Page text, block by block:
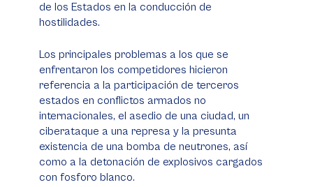
de los Estados en la conducción de
hostilidades.
Los principales problemas a los que se
enfrentaron los competidores hicieron
referencia a la participación de terceros
estados en conflictos armados no
internacionales, el asedio de una ciudad, un
ciberataque a una represa y la presunta
existencia de una bomba de neutrones, así
como a la detonación de explosivos cargados
con fosforo blanco.